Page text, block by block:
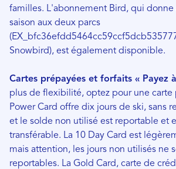
familles. L'abonnement Bird, qui donne
saison aux deux parcs
Snowbird), est également disponible.
Cartes prépayées et forfaits « Payez
plus de flexibilité, optez pour une carte
Power Card offre dix jours de ski, sans
et le solde non utilisé est reportable et
transférable. La 10 Day Card est
mais attention, les jours non utilisés ne
reportables. La Gold Card, carte de